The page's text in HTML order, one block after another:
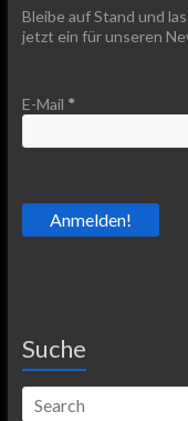
Bleibe auf Stand und
jetzt ein für unseren
E-Mail *
Suche